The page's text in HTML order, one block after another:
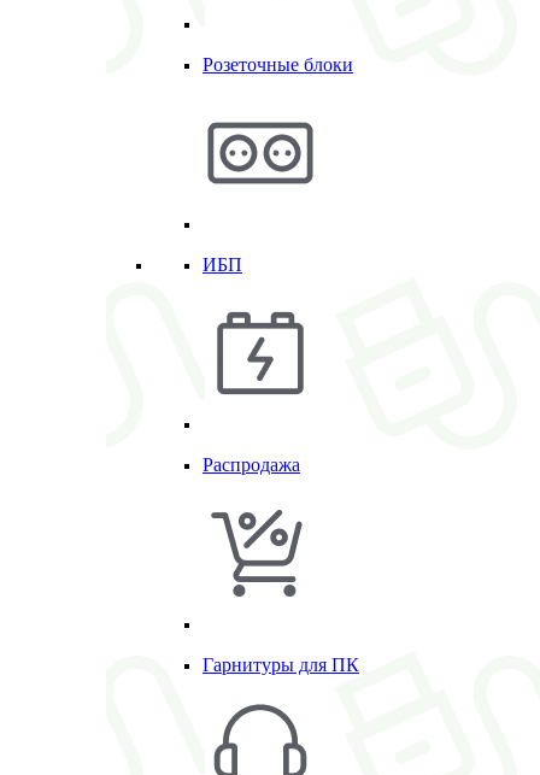
Розеточные блоки
ИБП
Распродажа
Гарнитуры для ПК